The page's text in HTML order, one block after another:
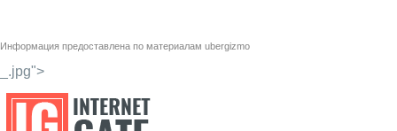
Информация предоставлена по материалам ubergizmo
_.jpg">